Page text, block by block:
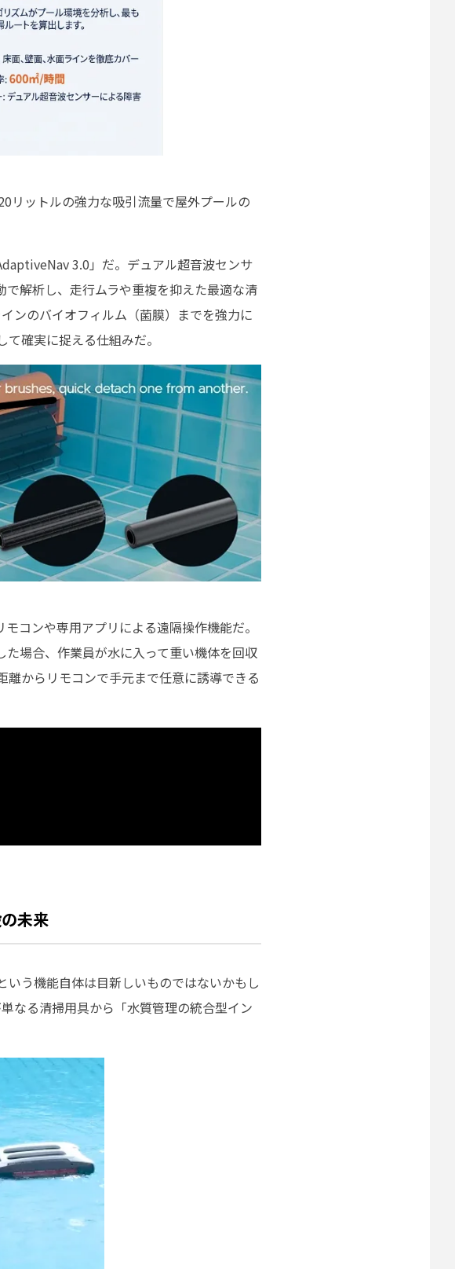
リットルの強力な吸引流量で屋外プールの
3.0」だ。デュアル超音波センサ
解析し、走行ムラや重複を抑えた最適な清
ンのバイオフィルム（菌膜）までを強力に
確実に捉える仕組みだ。
コンや専用アプリによる遠隔操作機能だ。
場合、作業員が水に入って重い機体を回収
からリモコンで手元まで任意に誘導できる
未来
う機能自体は目新しいものではないかもし
なる清掃用具から「水質管理の統合型イン